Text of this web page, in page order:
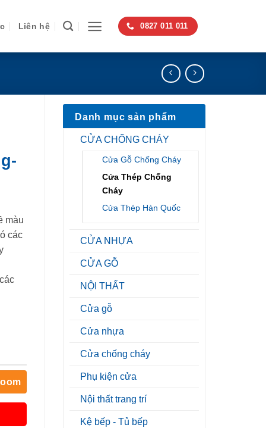
Liên hệ 0827 011 011
Danh mục sản phẩm
CỬA CHỐNG CHÁY
Cửa Gỗ Chống Cháy
Cửa Thép Chống
Cháy
Cửa Thép Hàn Quốc
CỬA NHỰA
CỬA GỖ
NỘI THẤT
Cửa gỗ
Cửa nhựa
Cửa chống cháy
Phụ kiện cửa
Nội thất trang trí
Kệ bếp - Tủ bếp
màu
các